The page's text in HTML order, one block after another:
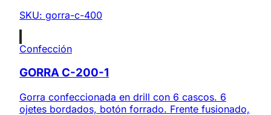
SKU: gorra-c-400
Confección
GORRA C-200-1
Gorra confeccionada en drill con 6 cascos. 6
ojetes bordados, botón forrado. Frente fusionado,